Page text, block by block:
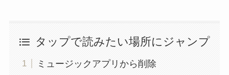
タップで読みたい場所にジャンプ
ミュージックアプリから削除